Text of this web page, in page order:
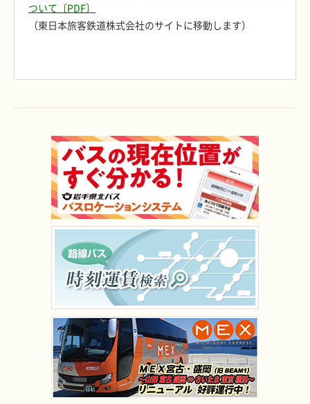
ついて〔PDF〕
（東日本旅客鉄道株式会社のサイトに移動します）